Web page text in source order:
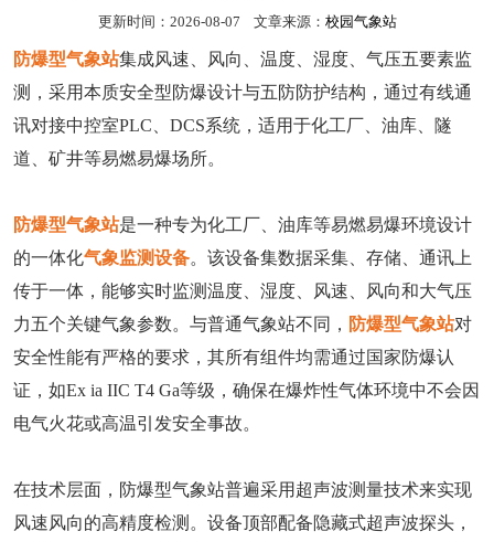
更新时间：2026-08-07 文章来源： 校园气象站
防爆型气象站集成风速、风向、温度、湿度、气压五要素监
测，采用本质安全型防爆设计与五防防护结构，通过有线通
讯对接中控室PLC、DCS系统，适用于化工厂、油库、隧
道、矿井等易燃易爆场所。
防爆型气象站是一种专为化工厂、油库等易燃易爆环境设计
的一体化气象监测设备。该设备集数据采集、存储、通讯上
传于一体，能够实时监测温度、湿度、风速、风向和大气压
力五个关键气象参数。与普通气象站不同， 防爆型气象站对
安全性能有严格的要求，其所有组件均需通过国家防爆认
证，如Ex ia IIC T4 Ga等级，确保在爆炸性气体环境中不会因
电气火花或高温引发安全事故。
在技术层面，防爆型气象站普遍采用超声波测量技术来实现
风速风向的高精度检测。设备顶部配备隐藏式超声波探头，